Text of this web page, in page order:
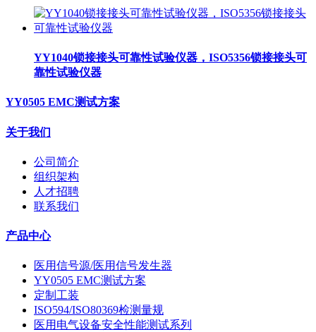
YY1040锁接接头可靠性试验仪器，ISO5356锁接接头可
靠性试验仪器
YY0505 EMC测试方案
关于我们
公司简介
组织架构
人才招聘
联系我们
产品中心
医用信号源/医用信号发生器
YY0505 EMC测试方案
定制工装
ISO594/ISO80369检测量规
医用电气设备安全性能测试系列